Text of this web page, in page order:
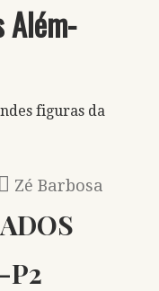
Além-
figuras da
Zé Barbosa
P2